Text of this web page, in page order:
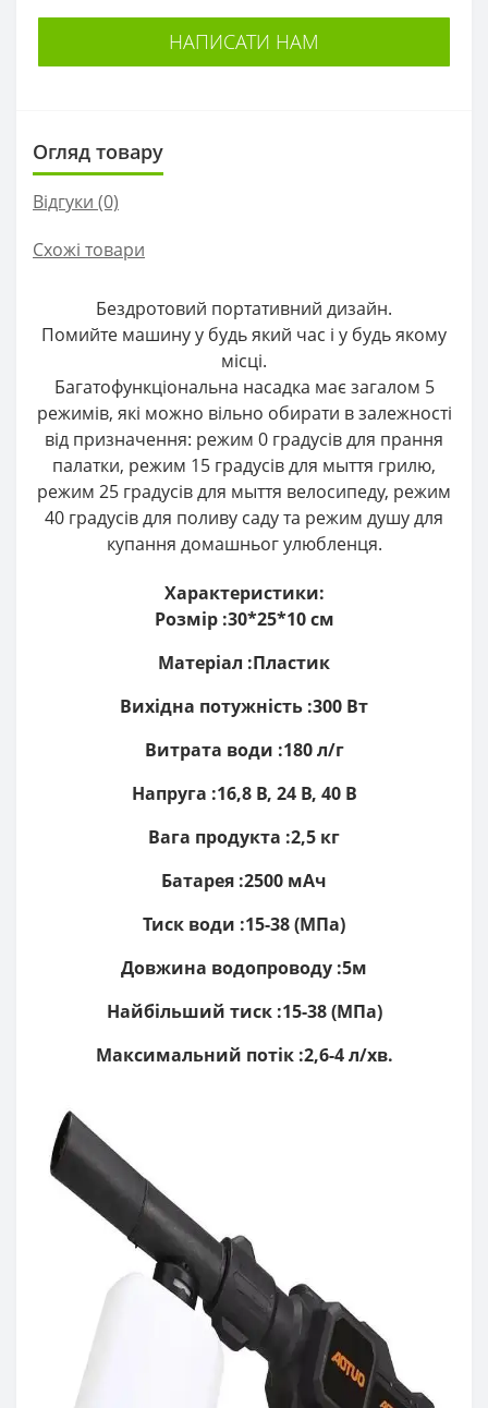
НАПИСАТИ НАМ
Огляд товару
Відгуки (0)
Схожі товари
Бездротовий портативний дизайн.
Помийте машину у будь який час і у будь якому
місці.
Багатофункціональна насадка має загалом 5
режимів, які можно вільно обирати в залежності
від призначення: режим 0 градусів для прання
палатки, режим 15 градусів для мыття грилю,
режим 25 градусів для мыття велосипеду, режим
40 градусів для поливу саду та режим душу для
купання домашньог улюбленця.
Характеристики:
Розмір :30*25*10 см
Матеріал :Пластик
Вихідна потужність :300 Вт
Витрата води :180 л/г
Напруга :16,8 В, 24 В, 40 В
Вага продукта :2,5 кг
Батарея :2500 мАч
Тиск води :15-38 (МПа)
Довжина водопроводу :5м
Найбільший тиск :15-38 (МПа)
Максимальний потік :2,6-4 л/хв.